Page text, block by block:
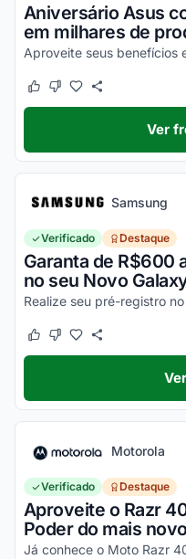
Aniversário Asus
em milhares de
Este cupom funcionou
Este cupom não
Ver
Samsung
Verificado Destaque
Garanta de R$600
no seu Novo
Este cupom funcionou
Este cupom não
Motorola
Verificado Destaque
Aproveite o Razr
Poder do mais